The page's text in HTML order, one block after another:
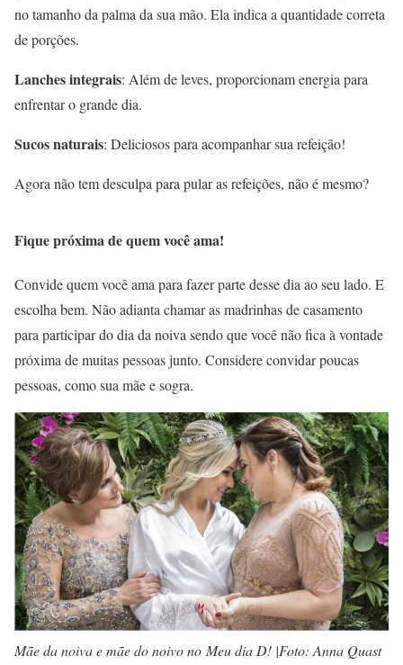
no tamanho da palma da sua mão. Ela indica a quantidade correta
de porções.
Lanchesintegrais: Além de leves, proporcionam energia para
enfrentar o grande dia.
Sucosnaturais: Deliciosos para acompanhar sua refeição!
Agora não tem desculpa para pular as refeições, não é mesmo?
Fique próxima de quem você ama!
Convide quem você ama para fazer parte desse dia ao seu lado. E
escolha bem. Não adianta chamar as madrinhas de casamento
para participar do dia da noiva sendo que você não fica à vontade
próxima de muitas pessoas junto. Considere convidar poucas
pessoas, como sua mãe e sogra.
Mãe da noiva e mãe do noivo no Meu dia D! |Foto: Anna Quast